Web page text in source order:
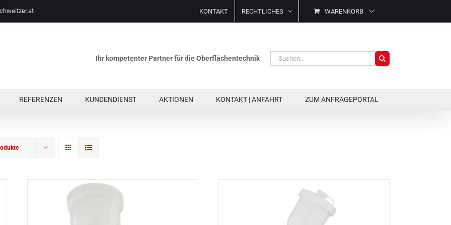
KONTAKT RECHTLICHES WARENKORB
Ihr kompetenter Partner für die Oberflächentechnik
Suche
nach:
REFERENZEN KUNDENDIENST AKTIONEN KONTAKT | ANFAHRT ZUM ANFRAGEPORTAL